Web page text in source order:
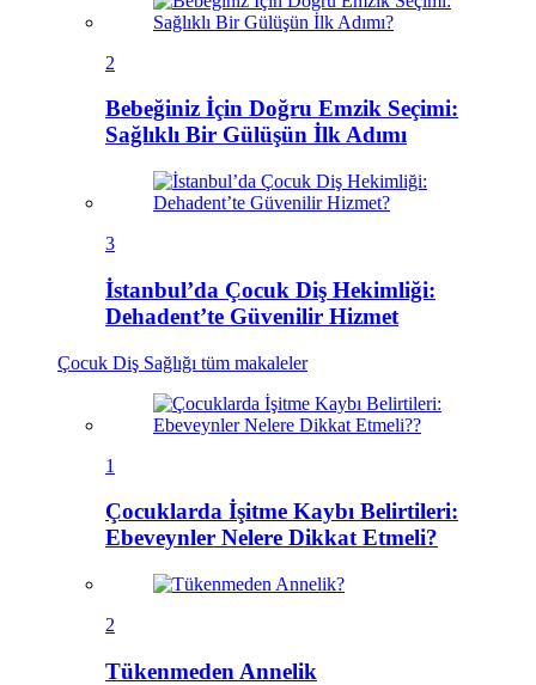
2
Bebeğiniz İçin Doğru Emzik Seçimi:
Sağlıklı Bir Gülüşün İlk Adımı
3
İstanbul’da Çocuk Diş Hekimliği:
Dehadent’te Güvenilir Hizmet
Çocuk Diş Sağlığı tüm makaleler
1
Çocuklarda İşitme Kaybı Belirtileri:
Ebeveynler Nelere Dikkat Etmeli?
2
Tükenmeden Annelik